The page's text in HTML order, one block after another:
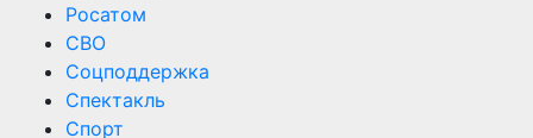
Росатом
СВО
Соцподдержка
Спектакль
Спорт